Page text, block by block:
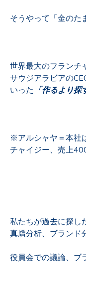
そうやって「金のた
世界最大のフランチ
サウジアラビアの
いった 「作るより
※アルシャヤ＝本社
チャイジー、売上
私たちが過去に探し
真贋分析、ブランド
役員会での議論、ブ